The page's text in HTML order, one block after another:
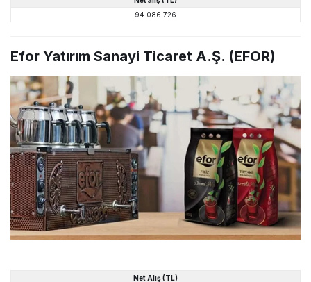
94.086.726
Efor Yatırım Sanayi Ticaret A.Ş. (EFOR)
Net Alış (TL)